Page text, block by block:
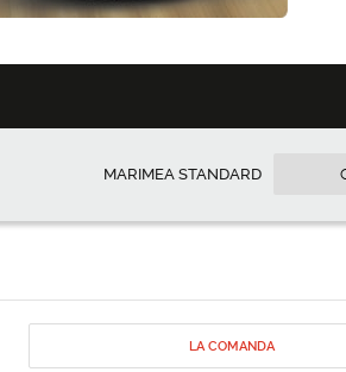
MARIMEA STANDARD
LA COMANDA